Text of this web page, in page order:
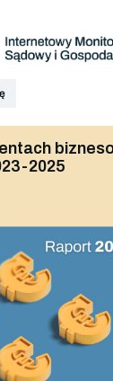
2025